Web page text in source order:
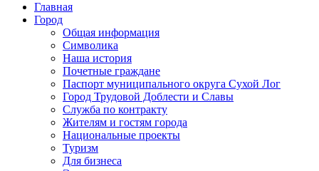
Главная
Город
Общая информация
Символика
Наша история
Почетные граждане
Паспорт муниципального округа Сухой Лог
Город Трудовой Доблести и Славы
Служба по контракту
Жителям и гостям города
Национальные проекты
Туризм
Для бизнеса